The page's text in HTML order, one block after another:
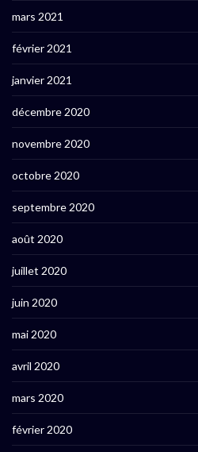
mars 2021
février 2021
janvier 2021
décembre 2020
novembre 2020
octobre 2020
septembre 2020
août 2020
juillet 2020
juin 2020
mai 2020
avril 2020
mars 2020
février 2020